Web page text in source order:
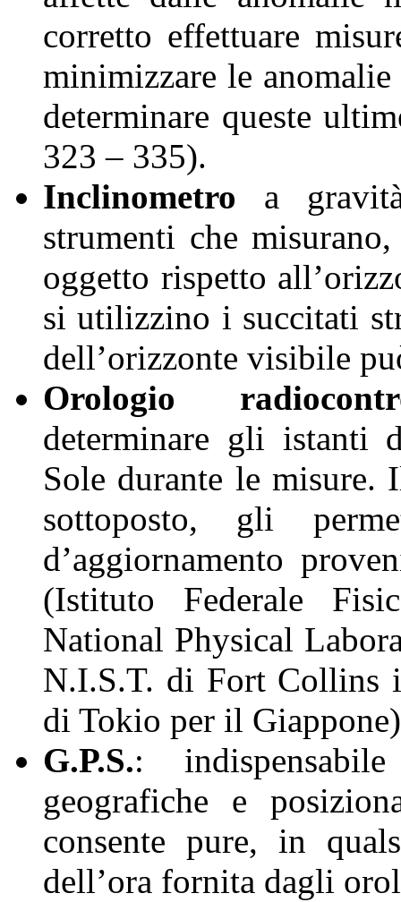
corretto effettuare
minimizzare le
determinare queste
323 – 335).
Inclinometro a
strumenti che
oggetto rispetto
si utilizzino i succitati
dell’orizzonte visibile
Orologio
determinare gli istanti
Sole durante le
sottoposto, gli
d’aggiornamento
(Istituto Federale
National Physical
N.I.S.T. di Fort Collins
di Tokio per il
G.P.S.:
geografiche e
consente pure, in
dell’ora fornita dagli